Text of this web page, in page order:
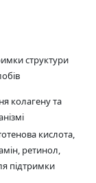
структури
колагену та
кислота,
ретинол,
підтримки